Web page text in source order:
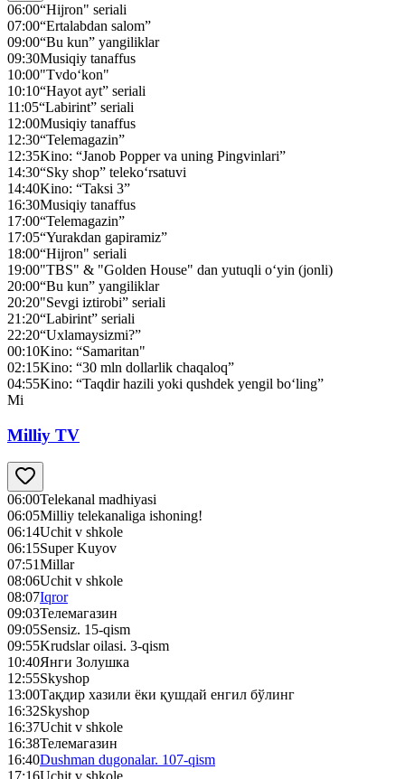
06:00“Hijron" seriali
07:00“Ertalabdan salom”
09:00“Bu kun” yangiliklar
09:30Musiqiy tanaffus
10:00"Tvdo‘kon"
10:10“Hayot ayt” seriali
11:05“Labirint” seriali
12:00Musiqiy tanaffus
12:30“Telemagazin”
12:35Kino: “Janob Popper va uning Pingvinlari”
14:30“Sky shop” teleko‘rsatuvi
14:40Kino: “Taksi 3”
16:30Musiqiy tanaffus
17:00“Telemagazin”
17:05“Yurakdan gapiramiz”
18:00“Hijron" seriali
19:00"TBS" & "Golden House" dan yutuqli o‘yin (jonli)
20:00“Bu kun” yangiliklar
20:20"Sevgi iztirobi” seriali
21:20“Labirint” seriali
22:20“Uxlamaysizmi?”
00:10Kino: “Samaritan"
02:15Kino: “30 mln dollarlik chaqaloq”
04:55Kino: “Taqdir hazili yoki qushdek yengil bo‘ling”
Mi
Milliy TV
06:00Telekanal madhiyasi
06:05Milliy telekanaliga ishoning!
06:14Uchit v shkole
06:15Super Kuyov
07:51Millar
08:06Uchit v shkole
08:07Iqror
09:03Телемагазин
09:05Sensiz. 15-qism
09:55Krudslar oilasi. 3-qism
10:40Янги Золушка
12:55Skyshop
13:00Тақдир хазили ёки қушдай енгил бўлинг
16:32Skyshop
16:37Uchit v shkole
16:38Телемагазин
16:40Dushman dugonalar. 107-qism